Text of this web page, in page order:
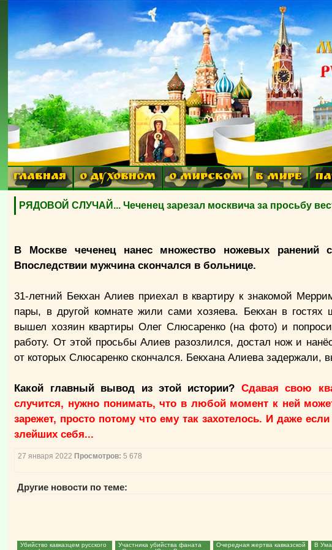
ГЛАВНАЯ О ДУХОВНОМ О МИРСКОМ В МИРЕ
РЯДОВОЙ СЛУЧАЙ... Чеченец зарезал москвича за просьбу
В Москве чеченец нанес множество ножевых ранений
Впоследствии мужчина скончался в больнице.
31-летний Бекхан Алиев приехал в квартиру к знакомой
пары, в другой комнате жили сами хозяева. Бекхан в
вышел хозяин квартиры Олег Слюсаренко (на фото) и
работу. От этой просьбы Алиев разозлился, достал нож и
от которых Слюсаренко скончался. Бекхана Алиева
Какой главный вывод из этой истории? Сдавая свою
случится, нужно понимать, что в любой момент к ней
зарежет, просто потому что ему так захотелось. И даже
злейших себя...
27 января 2022 Просмотров: 5 678
Другие новости по теме:
Убийство кавказцем русского
Участника убийства фаната
Очередная жертва кавказской
В